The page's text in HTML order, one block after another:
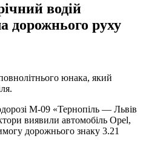
водій
дорожнього руху
юнака, який
М-09 «Тернопіль — Львів
виявили автомобіль Opel,
дорожнього знаку 3.21